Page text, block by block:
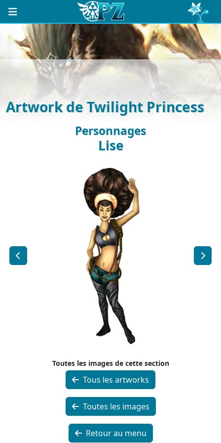
Artwork de Twilight Princess
Personnages
Lise
Toutes les images de cette section
Tous les artworks
Toutes les images
Retour au menu